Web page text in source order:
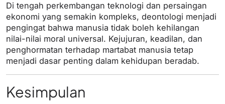
Di tengah perkembangan teknologi dan persaingan
ekonomi yang semakin kompleks, deontologi menjadi
pengingat bahwa manusia tidak boleh kehilangan
nilai-nilai moral universal. Kejujuran, keadilan, dan
penghormatan terhadap martabat manusia tetap
menjadi dasar penting dalam kehidupan beradab.
Kesimpulan